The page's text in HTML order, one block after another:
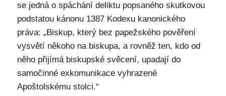
se jedná o spáchání deliktu popsaného skutkovou
podstatou kánonu 1387 Kodexu kanonického
práva: „Biskup, který bez papežského pověření
vysvětí někoho na biskupa, a rovněž ten, kdo od
něho přijímá biskupské svěcení, upadají do
samočinné exkomunikace vyhrazené
Apoštolskému stolci.“